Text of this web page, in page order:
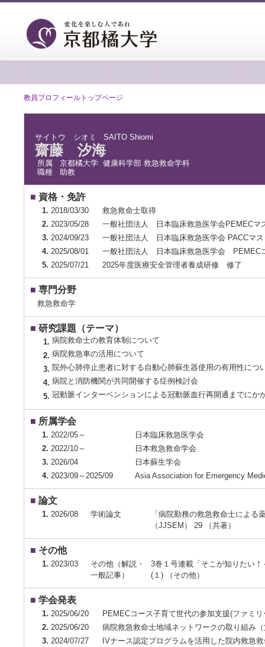
教員プロフィールトップページ
サイトウ シオミ SAITO Shiomi
齋藤 汐海
所属
京都橘大学 健康科学部 救急救命学科
職種
助教
■ 資格・免許
1. 2018/03/30
救急救命士取得
2. 2023/05/28
一般社団法人 日本臨床救急医学会PEMECマ
3. 2024/09/23
一般社団法人 日本臨床救急医学会 PACCマ
4. 2025/08/01
一般社団法人 日本臨床救急医学会 PEMEC
5. 2025/07/21 2025年度医療安全管理者養成研修 修了
■ 専門分野
救急救命学
■ 研究課題（テーマ）
1. 病院救命士の教育体制について
2. 病院救急車の活用について
3. 院外心肺停止患者に対する自動心肺蘇生器使用の有用性につ
4. 病院と消防機関が共同開催する症例検討会
5. 冠動脈インターベンションによる冠動脈血行再開通までにか
■ 所属学会
1. 2022/05～
日本臨床救急医学会
2. 2022/10～
日本救急救命学会
3. 2026/04
日本蘇生学会
4. 2023/09～2025/09 Asia Association for Emergency
■ 論文
1. 2026/08 学術論文
「病院勤務の救急救命士によ
（JJSEM） 29 （共著）
■ その他
1. 2023/03
その他（解説・
一般記事）
3巻１号連載「そこが知りたい
(１) （その他）
■ 学会発表
1. 2025/06/20
PEMECコース子育て世代の参加支援(ファミ
2. 2025/06/20
病院救急救命士地域ネットワークの取り組み
3. 2024/07/27
IVナース認定プログラムを活用した院内救急